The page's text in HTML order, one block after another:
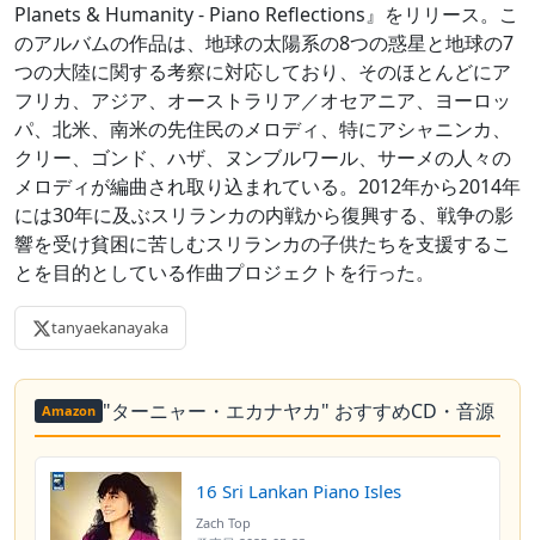
Planets & Humanity - Piano Reflections』をリリース。こ
のアルバムの作品は、地球の太陽系の8つの惑星と地球の7
つの大陸に関する考察に対応しており、そのほとんどにア
フリカ、アジア、オーストラリア／オセアニア、ヨーロッ
パ、北米、南米の先住民のメロディ、特にアシャニンカ、
クリー、ゴンド、ハザ、ヌンブルワール、サーメの人々の
メロディが編曲され取り込まれている。2012年から2014年
には30年に及ぶスリランカの内戦から復興する、戦争の影
響を受け貧困に苦しむスリランカの子供たちを支援するこ
とを目的としている作曲プロジェクトを行った。
tanyaekanayaka
Amazon "ターニャー・エカナヤカ" おすすめCD・音源
16 Sri Lankan Piano Isles
Zach Top